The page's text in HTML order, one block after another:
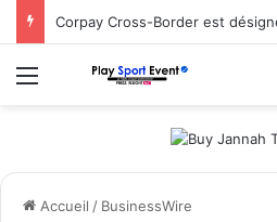
Menu
Accueil / BusinessWire